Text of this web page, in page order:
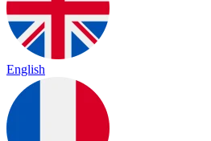
English